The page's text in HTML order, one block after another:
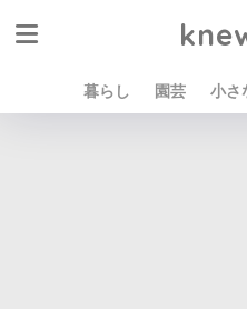
暮らし 園芸 小さ